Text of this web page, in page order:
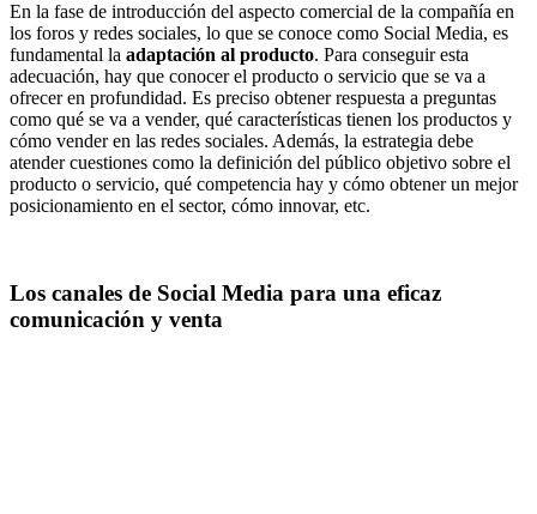
En la fase de introducción del aspecto comercial de la compañía en
los foros y redes sociales, lo que se conoce como Social Media, es
fundamental la adaptación al producto. Para conseguir esta
adecuación, hay que conocer el producto o servicio que se va a
ofrecer en profundidad. Es preciso obtener respuesta a preguntas
como qué se va a vender, qué características tienen los productos y
cómo vender en las redes sociales. Además, la estrategia debe
atender cuestiones como la definición del público objetivo sobre el
producto o servicio, qué competencia hay y cómo obtener un mejor
posicionamiento en el sector, cómo innovar, etc.
Los canales de Social Media para una eficaz
comunicación y venta